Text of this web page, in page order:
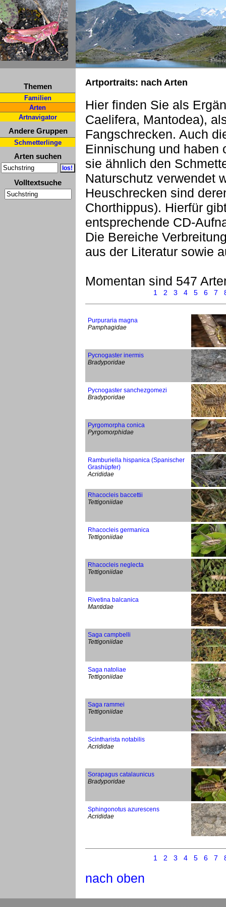
Themen
Familien
Arten
Artnavigator
Andere Gruppen
Schmetterlinge
Arten suchen
Volltextsuche
Artportraits: nach Arten
Hier finden Sie als
Caelifera, Mantodea),
Fangschrecken. Auch
Einnischung und haben
sie ähnlich den
Naturschutz verwendet
Heuschrecken sind
Chorthippus). Hierfür
entsprechende CD-
Die Bereiche
aus der Literatur sowie
Momentan sind 547
1 2 3 4 5 6 7
Purpuraria magna
Pamphagidae
Pycnogaster inermis
Bradyporidae
Pycnogaster sanchezgomezi
Bradyporidae
Pyrgomorpha conica
Pyrgomorphidae
Ramburiella hispanica (Spanischer
Grashüpfer)
Acrididae
Rhacocleis baccettii
Tettigoniidae
Rhacocleis germanica
Tettigoniidae
Rhacocleis neglecta
Tettigoniidae
Rivetina balcanica
Mantidae
Saga campbelli
Tettigoniidae
Saga natoliae
Tettigoniidae
Saga rammei
Tettigoniidae
Scintharista notabilis
Acrididae
Sorapagus catalaunicus
Bradyporidae
Sphingonotus azurescens
Acrididae
1 2 3 4 5 6 7
nach oben